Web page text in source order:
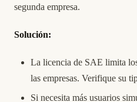
segunda empresa.
Solución:
La licencia de SAE limita
las empresas. Verifique su
Si necesita más usuarios